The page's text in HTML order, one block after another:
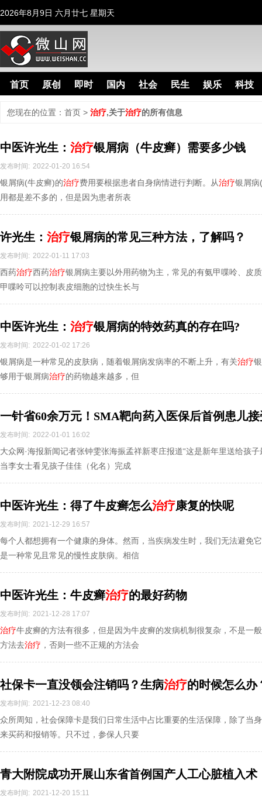
2026年8月9日 六月廿七 星期天
首页 原创 即时 国内 社会 民生 娱乐 科技
您现在的位置： 首页 > 治疗,关于治疗的所有信息
中医许光生： 治疗银屑病（牛皮癣）需要多少钱
发布时间: 2022-01-20 16:54
银屑病(牛皮癣)的治疗费用要根据患者自身病情进行判断。从治疗银屑病
用都是差不多的，但是因为患者所表
许光生： 治疗银屑病的常见三种方法，了解吗？
发布时间: 2022-01-11 17:03
西药治疗西药治疗银屑病主要以外用药物为主，常见的有氨甲喋呤、皮
甲喋呤可以控制表皮细胞的过快生长与
中医许光生： 治疗银屑病的特效药真的存在吗?
发布时间: 2022-01-02 17:26
银屑病是一种常见的皮肤病，随着银屑病发病率的不断上升，有关治疗
够用于银屑病治疗的药物越来越多，但
一针省60余万元！SMA靶向药入医保后首例患儿
礼物
发布时间: 2022-01-01 16:02
大众网·海报新闻记者张钟雯张海振孟祥新枣庄报道“这是新年里送给孩
当李女士看见孩子佳佳（化名）完成
中医许光生：得了牛皮癣怎么治疗康复的快呢
发布时间: 2021-12-29 16:57
每个人都想拥有一个健康的身体。然而，当疾病发生时，我们无法避免
是一种常见且常见的慢性皮肤病。相信
中医许光生：牛皮癣治疗的最好药物
发布时间: 2021-12-28 17:07
治疗牛皮癣的方法有很多，但是因为牛皮癣的发病机制很复杂，不是一
方法去治疗 ，否则一些不正规的方法会
社保卡一直没领会注销吗？生病治疗的时候怎么办
发布时间: 2021-12-23 08:40
众所周知，社会保障卡是我们日常生活中占比重要的生活保障，除了当
来买药和报销等。只不过，参保人只要
青大附院成功开展山东省首例国产人工心脏植入术
发布时间: 2021-12-20 15:11